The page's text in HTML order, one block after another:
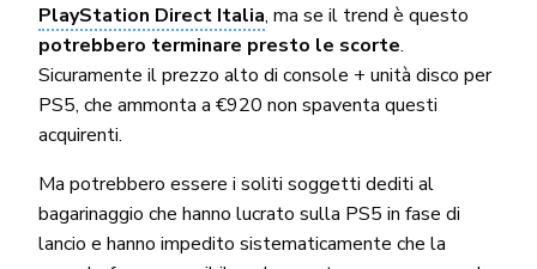
PlayStation Direct Italia, ma se il trend è questo
potrebbero terminare presto le scorte.
Sicuramente il prezzo alto di console + unità disco per
PS5, che ammonta a €920 non spaventa questi
acquirenti.
Ma potrebbero essere i soliti soggetti dediti al
bagarinaggio che hanno lucrato sulla PS5 in fase di
lancio e hanno impedito sistematicamente che la